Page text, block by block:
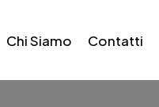
Chi Siamo Contatti